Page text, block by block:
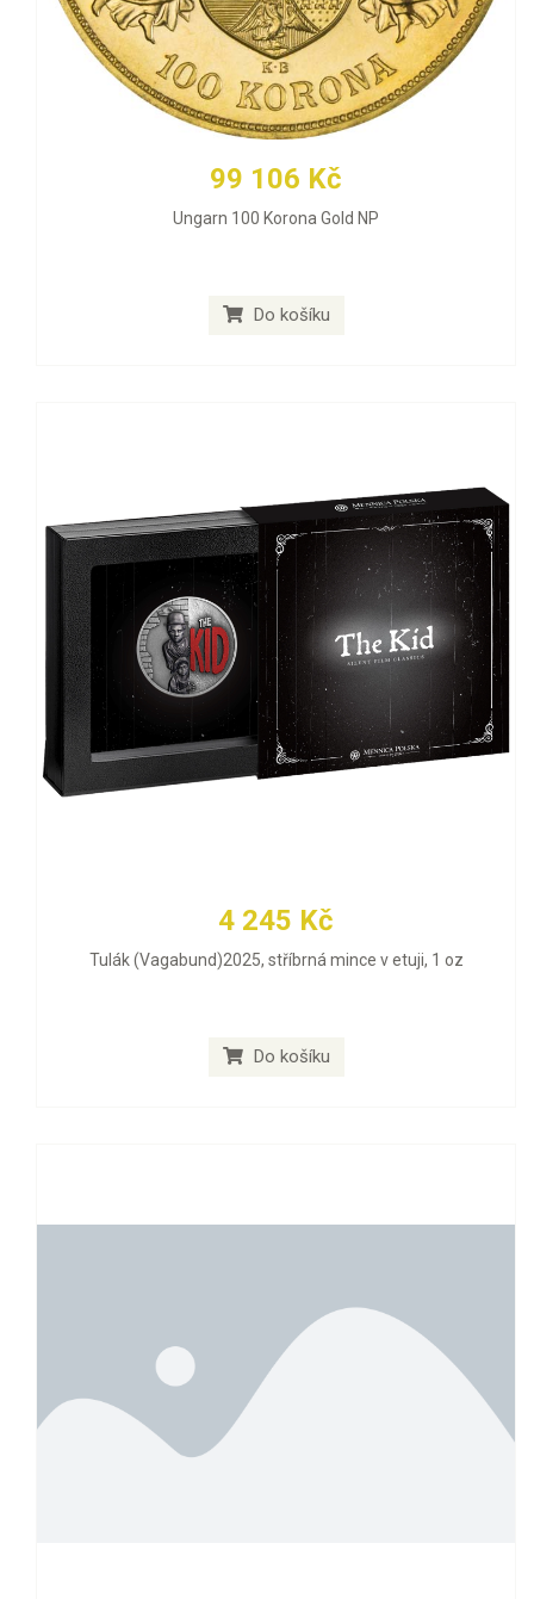
99 106 Kč
Ungarn 100 Korona Gold NP
Do košíku
4 245 Kč
Tulák (Vagabund)2025, stříbrná mince v etuji, 1 oz
Do košíku